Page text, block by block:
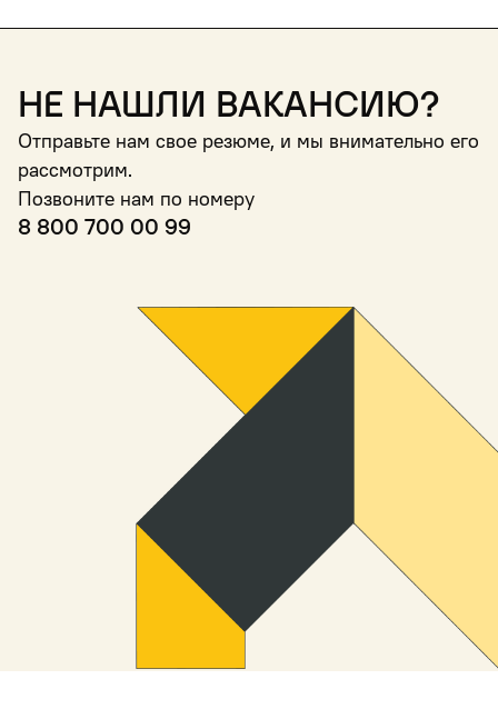
Не нашли вакансию?
Отправьте нам свое резюме, и мы внимательно его
рассмотрим.
Позвоните нам по номеру
8 800 700 00 99